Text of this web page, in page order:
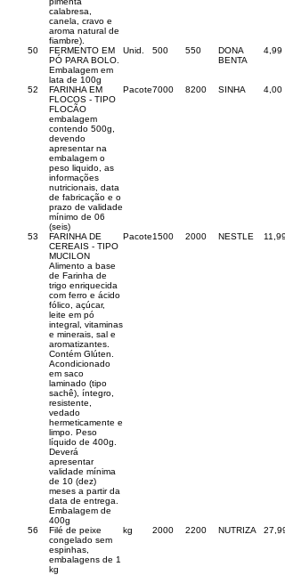
calabresa,
canela, cravo e
aroma natural de
fiambre).
50
FERMENTO EM
PÓ PARA BOLO.
Embalagem em
lata de 100g
Unid. 500 550
DONA
BENTA
4,99
52
FARINHA EM
FLOCOS - TIPO
FLOCÃO
embalagem
contendo 500g,
devendo
apresentar na
embalagem o
peso liquido, as
informações
nutricionais, data
de fabricação e o
prazo de validade
mínimo de 06
(seis)
Pacote7000 8200 SINHA 4,00
53
FARINHA DE
CEREAIS - TIPO
MUCILON
Alimento a base
de Farinha de
trigo enriquecida
com ferro e ácido
fólico, açúcar,
leite em pó
integral, vitaminas
e minerais, sal e
aromatizantes.
Contém Glúten.
Acondicionado
em saco
laminado (tipo
sachê), íntegro,
resistente,
vedado
hermeticamente e
limpo. Peso
líquido de 400g.
Deverá
apresentar
validade mínima
de 10 (dez)
meses a partir da
data de entrega.
Embalagem de
400g
Pacote1500 2000 NESTLE 11,99
56
Filé de peixe
congelado sem
espinhas,
embalagens de 1
kg
kg 2000 2200 NUTRIZA 27,99